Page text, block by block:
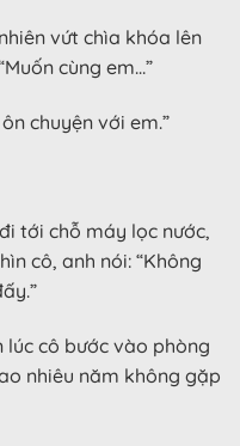
vứt chìa khóa lên
cùng em…”
chuyện với em.”
tới chỗ máy lọc nước,
cô, anh nói: “Không
lúc cô bước vào phòng
nhiêu năm không gặp